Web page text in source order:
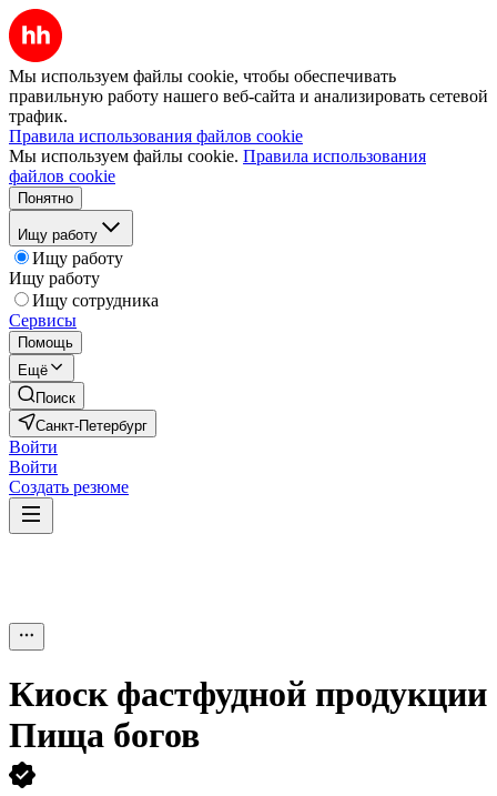
Мы используем файлы cookie, чтобы обеспечивать
правильную работу нашего веб-сайта и анализировать сетевой
трафик.
Правила использования файлов cookie
Мы используем файлы cookie. Правила использования
файлов cookie
Понятно
Ищу работу
Ищу работу
Ищу работу
Ищу сотрудника
Сервисы
Помощь
Ещё
Поиск
Санкт-Петербург
Войти
Войти
Создать резюме
Киоск фастфудной продукции
Пища богов